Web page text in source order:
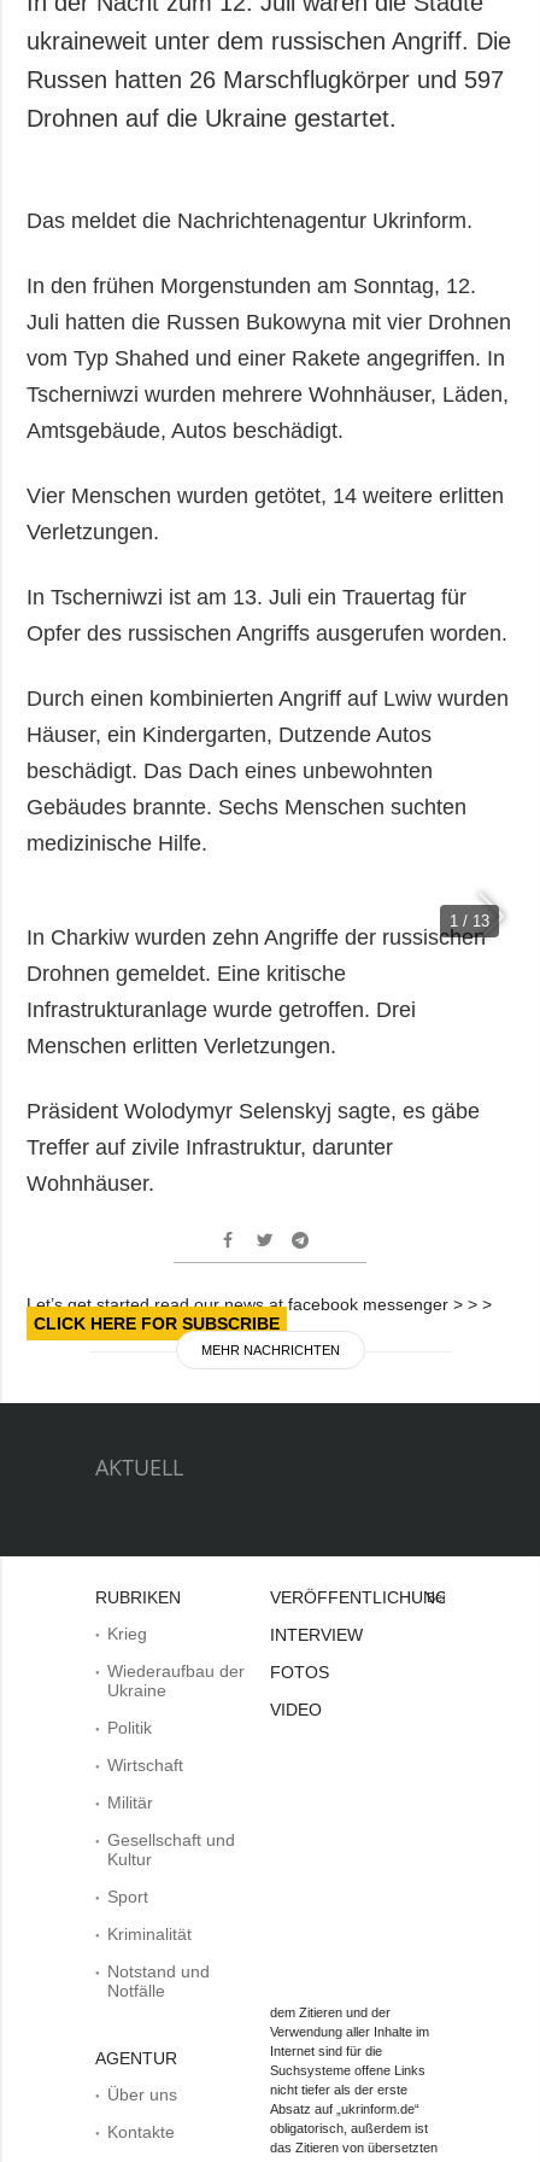
Gesellschaft und
Kultur
Sport
Kriminalität
ZUSÄTZLICH
Fotos
Video
LEISTUNGEN
ukraineweit unter dem russischen Angriff. Die
Russen hatten 26 Marschflugkörper und 597
Drohnen auf die Ukraine gestartet.
Das meldet die Nachrichtenagentur Ukrinform.
In den frühen Morgenstunden am Sonntag, 12.
Juli hatten die Russen Bukowyna mit vier Drohnen
vom Typ Shahed und einer Rakete angegriffen. In
Tscherniwzi wurden mehrere Wohnhäuser, Läden,
Amtsgebäude, Autos beschädigt.
Vier Menschen wurden getötet, 14 weitere erlitten
Verletzungen.
In Tscherniwzi ist am 13. Juli ein Trauertag für
Opfer des russischen Angriffs ausgerufen worden.
Durch einen kombinierten Angriff auf Lwiw wurden
Häuser, ein Kindergarten, Dutzende Autos
beschädigt. Das Dach eines unbewohnten
Gebäudes brannte. Sechs Menschen suchten
medizinische Hilfe.
1 / 13
In Charkiw wurden zehn Angriffe der russischen
Drohnen gemeldet. Eine kritische
Infrastrukturanlage wurde getroffen. Drei
Menschen erlitten Verletzungen.
Präsident Wolodymyr Selenskyj sagte, es gäbe
Treffer auf zivile Infrastruktur, darunter
Wohnhäuser.
Let’s get started read our news at facebook messenger > > >
CLICK HERE FOR SUBSCRIBE
MEHR NACHRICHTEN
AKTUELL
RUBRIKEN
Krieg
Wiederaufbau der
Ukraine
Politik
Wirtschaft
Militär
Gesellschaft und
Kultur
Sport
Kriminalität
Notstand und
Notfälle
AGENTUR
Über uns
Kontakte
VERÖFFENTLICHUNGEN
INTERVIEW
FOTOS
VIDEO
Bei
dem Zitieren und der
Verwendung aller Inhalte im
Internet sind für die
Suchsysteme offene Links
nicht tiefer als der erste
Absatz auf „ukrinform.de“
obligatorisch, außerdem ist
das Zitieren von übersetzten